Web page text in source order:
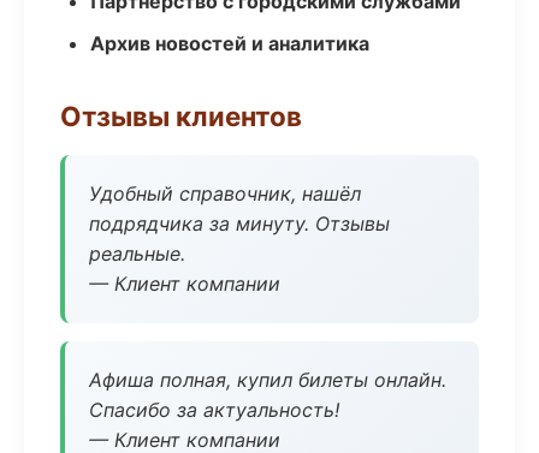
Архив новостей и аналитика
Отзывы клиентов
Удобный справочник, нашёл
подрядчика за минуту. Отзывы
реальные.
— Клиент компании
Афиша полная, купил билеты онлайн.
Спасибо за актуальность!
— Клиент компании